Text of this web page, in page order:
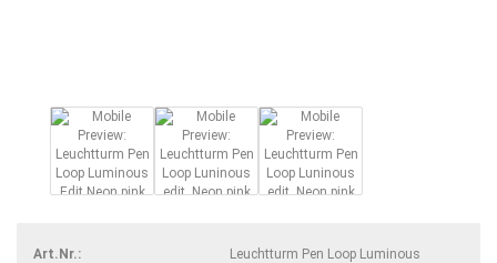
Art.Nr.:
Leuchtturm Pen Loop Luminous